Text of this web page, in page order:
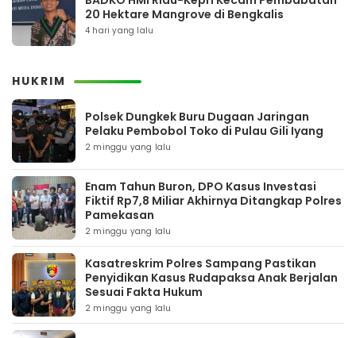
20 Hektare Mangrove di Bengkalis
4 hari yang lalu
HUKRIM
Polsek Dungkek Buru Dugaan Jaringan
Pelaku Pembobol Toko di Pulau Gili Iyang
2 minggu yang lalu
Enam Tahun Buron, DPO Kasus Investasi
Fiktif Rp7,8 Miliar Akhirnya Ditangkap Polres
Pamekasan
2 minggu yang lalu
Kasatreskrim Polres Sampang Pastikan
Penyidikan Kasus Rudapaksa Anak Berjalan
Sesuai Fakta Hukum
2 minggu yang lalu